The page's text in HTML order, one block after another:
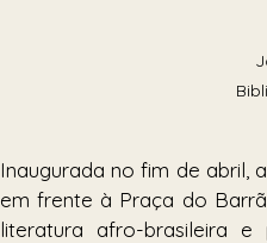
Inaugurada no fim de abril,
em frente à Praça do
literatura afro-brasileira